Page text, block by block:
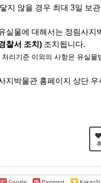
지 않을 경우 최대 3일 보
실물에 대해서는 정림사지
찰서 조치) 조치됩니다.
리기준 이외의 사항은 유실
지박물관 홈페이지 상단 우